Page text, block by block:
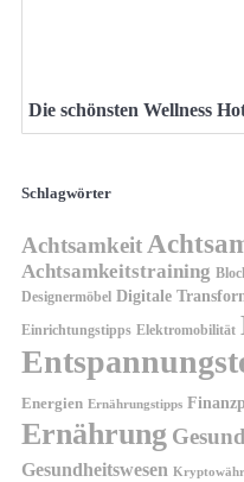
Die schönsten Wellness
Schlagwörter
Achtsamkeit
Achtsamkeitstraining
Designermöbel Digitale
Einrichtungstipps Elektromobilität
Energien Ernährungstipps
Ernährung
Gesundheitswesen